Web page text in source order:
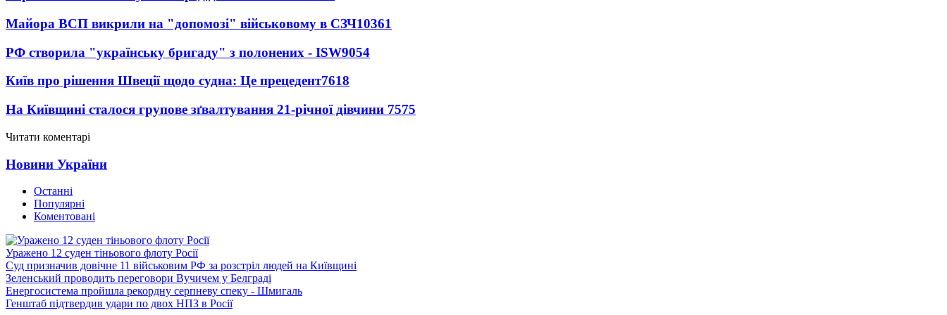
Майора ВСП викрили на "допомозі" військовому в СЗЧ10361
РФ створила "українську бригаду" з полонених - ISW9054
Київ про рішення Швеції щодо судна: Це прецедент7618
На Київщині сталося групове зґвалтування 21-річної дівчини 7575
Читати коментарі
Новини України
Останні
Популярні
Коментовані
Уражено 12 суден тіньового флоту Росії
Суд призначив довічне 11 військовим РФ за розстріл людей на Київщині
Зеленський проводить переговори Вучичем у Белграді
Енергосистема пройшла рекордну серпневу спеку - Шмигаль
Генштаб підтвердив удари по двох НПЗ в Росії